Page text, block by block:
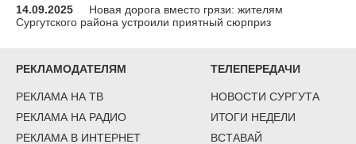
14.09.2025
Новая дорога вместо грязи: жителям
Сургутского района устроили приятный сюрприз
РЕКЛАМОДАТЕЛЯМ
РЕКЛАМА НА ТВ
РЕКЛАМА НА РАДИО
РЕКЛАМА В ИНТЕРНЕТ
ТЕЛЕПЕРЕДАЧИ
НОВОСТИ СУРГУТА
ИТОГИ НЕДЕЛИ
ВСТАВАЙ